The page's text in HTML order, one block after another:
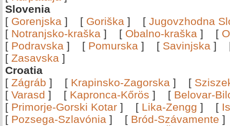
Slovenia
[ Gorenjska ] [ Goriška ] [ Jugovzhodna
[ Notranjsko-kraška ] [ Obalno-kraška ] [
[ Podravska ] [ Pomurska ] [ Savinjska ]
[ Zasavska ]
Croatia
[ Zágráb ] [ Krapinsko-Zagorska ] [
[ Varasd ] [ Kapronca-Kőrös ] [ Belovar-
[ Primorje-Gorski Kotar ] [ Lika-Zengg ] [
[ Pozsega-Szlavónia ] [ Bród-Szávamente